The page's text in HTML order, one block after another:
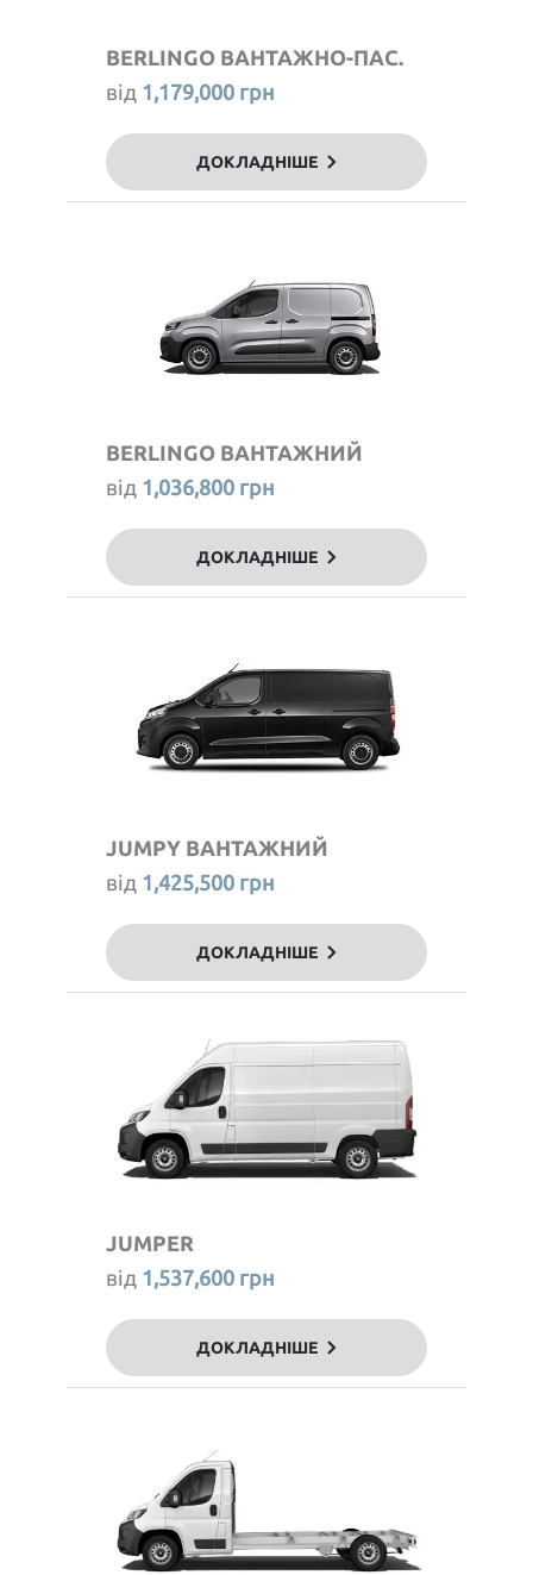
BERLINGO ВАНТАЖНО-ПАС.
від 1,179,000 грн
ДОКЛАДНІШЕ
BERLINGO ВАНТАЖНИЙ
від 1,036,800 грн
ДОКЛАДНІШЕ
JUMPY ВАНТАЖНИЙ
від 1,425,500 грн
ДОКЛАДНІШЕ
JUMPER
від 1,537,600 грн
ДОКЛАДНІШЕ